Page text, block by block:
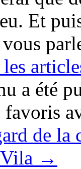
Et
a été
favoris
de la
→